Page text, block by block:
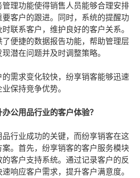
理功能使得销售人员能够合理安排
要客户的跟进。同时，系统的提醒功
联系客户，维护良好的客户关系。
便捷的数据报告功能，帮助管理层
潜在问题并及时调整策略。
需求变化较快，纷享销客能够迅速
保持竞争优势。
公用品行业的客户体验？
行业成功的关键，而纷享销客在这
。首先，纷享销客的客户服务模块
客户支持系统。通过记录客户的反
响应客户需求，提升客户满意度。